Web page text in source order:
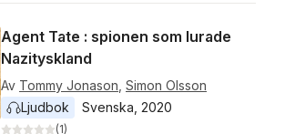
Agent Tate : spionen som lurade
Nazityskland
Av Tommy Jonason Simon Olsson
Ljudbok
Svenska 2020
(1)